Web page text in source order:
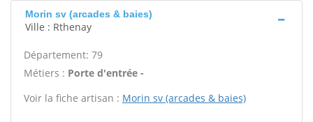
Morin sv (arcades & baies)
Ville : Rthenay
Département: 79
Métiers : Porte d'entrée -
Voir la fiche artisan : Morin sv (arcades & baies)